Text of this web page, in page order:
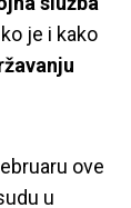
je i kako
ove
u